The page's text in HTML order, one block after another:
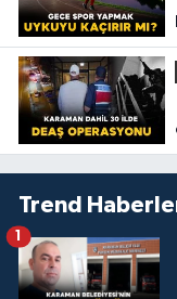
Trend
1